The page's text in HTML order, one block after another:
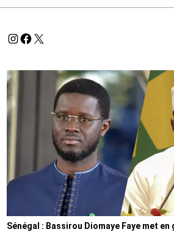
Sénégal : Bassirou Diomaye Faye met